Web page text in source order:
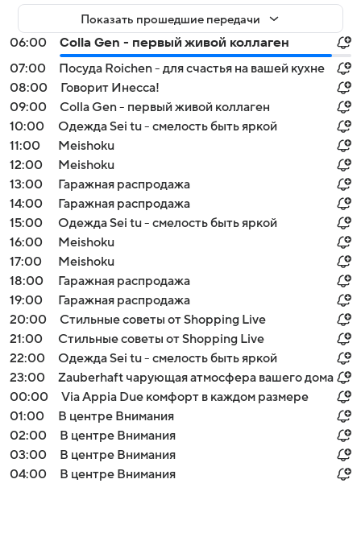
Показать прошедшие передачи
06:00
Colla Gen - первый живой коллаген
07:00
Посуда Roichen - для счастья на вашей кухне
08:00
Говорит Инесса!
09:00
Colla Gen - первый живой коллаген
10:00
Одежда Sei tu - смелость быть яркой
11:00
Meishoku
12:00
Meishoku
13:00
Гаражная распродажа
14:00
Гаражная распродажа
15:00
Одежда Sei tu - смелость быть яркой
16:00
Meishoku
17:00
Meishoku
18:00
Гаражная распродажа
19:00
Гаражная распродажа
20:00
Стильные советы от Shopping Live
21:00
Стильные советы от Shopping Live
22:00
Одежда Sei tu - смелость быть яркой
23:00
Zauberhaft чарующая атмосфера вашего дома
00:00
Via Appia Due комфорт в каждом размере
01:00
В центре Внимания
02:00
В центре Внимания
03:00
В центре Внимания
04:00
В центре Внимания